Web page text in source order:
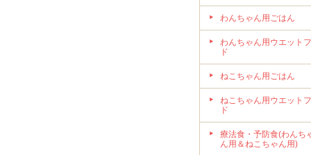
わんちゃん用ごはん
わんちゃん用ウエット
ド
ねこちゃん用ごはん
ねこちゃん用ウエット
ド
療法食・予防食(わんち
ん用＆ねこちゃん用)